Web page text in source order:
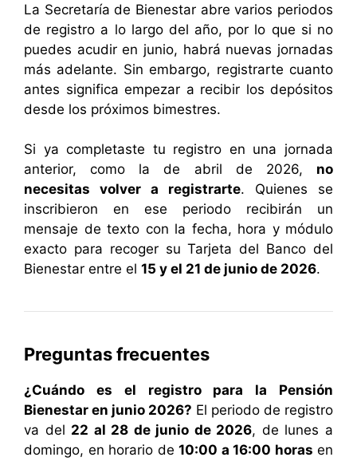
La Secretaría de Bienestar abre varios periodos
de registro a lo largo del año, por lo que si no
puedes acudir en junio, habrá nuevas jornadas
más adelante. Sin embargo, registrarte cuanto
antes significa empezar a recibir los depósitos
desde los próximos bimestres.
Si ya completaste tu registro en una jornada
anterior, como la de abril de 2026, no
necesitas volver a registrarte. Quienes se
inscribieron en ese periodo recibirán un
mensaje de texto con la fecha, hora y módulo
exacto para recoger su Tarjeta del Banco del
Bienestar entre el 15 y el 21 de junio de 2026.
Preguntas frecuentes
¿Cuándo es el registro para la Pensión
Bienestar en junio 2026? El periodo de registro
va del 22 al 28 de junio de 2026, de lunes a
domingo, en horario de 10:00 a 16:00 horas en